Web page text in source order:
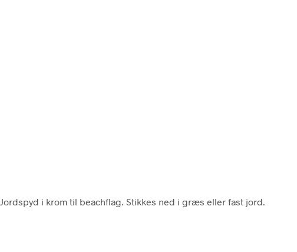
. Jordspyd i krom til beachflag. Stikkes ned i græs eller fast jord.